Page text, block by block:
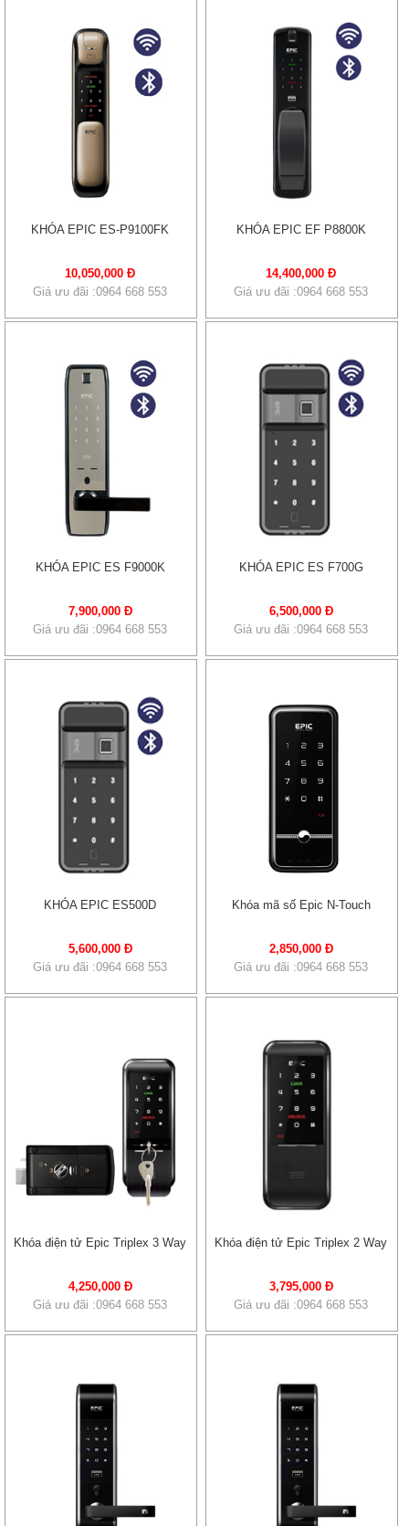
KHÓA EPIC ES-P9100FK
10,050,000 Đ
Giá ưu đãi :0964 668 553
KHÓA EPIC EF P8800K
14,400,000 Đ
Giá ưu đãi :0964 668 553
KHÓA EPIC ES F9000K
7,900,000 Đ
Giá ưu đãi :0964 668 553
KHÓA EPIC ES F700G
6,500,000 Đ
Giá ưu đãi :0964 668 553
KHÓA EPIC ES500D
5,600,000 Đ
Giá ưu đãi :0964 668 553
Khóa mã số Epic N-Touch
2,850,000 Đ
Giá ưu đãi :0964 668 553
Khóa điện tử Epic Triplex 3 Way
4,250,000 Đ
Giá ưu đãi :0964 668 553
Khóa điện tử Epic Triplex 2 Way
3,795,000 Đ
Giá ưu đãi :0964 668 553